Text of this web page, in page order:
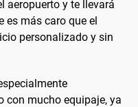
aeropuerto y te llevará
es más caro que el
personalizado y sin
con mucho equipaje, ya